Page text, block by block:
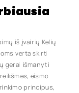
iš įvairių Kelių
verta skirti
gerai išmanyti
eismo
principus,